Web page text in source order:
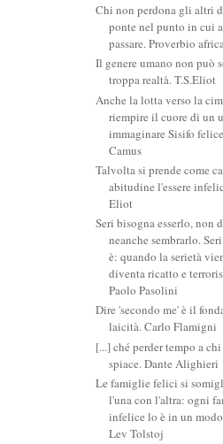
Chi non perdona gli altri
ponte nel punto in cui
passare. Proverbio
Il genere umano non può
troppa realtà. T.S.Eliot
Anche la lotta verso la
riempire il cuore di un
immaginare Sisifo
Camus
Talvolta si prende come
abitudine l'essere
Eliot
Seri bisogna esserlo, non
neanche sembrarlo.
è: quando la serietà
diventa ricatto e
Paolo Pasolini
Dire 'secondo me' è il
laicità. Carlo Flamigni
[...] ché perder tempo a
spiace. Dante Alighieri
Le famiglie felici si
l'una con l'altra: ogni
infelice lo è in un
Lev Tolstoj